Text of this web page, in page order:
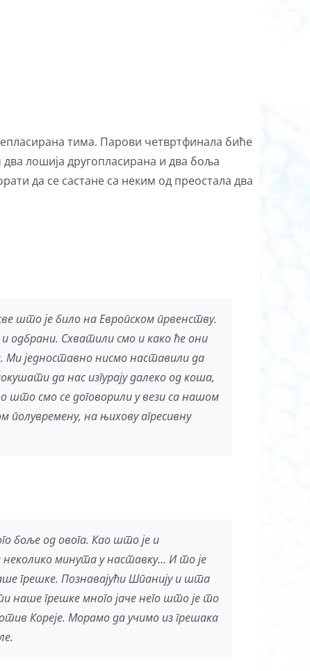
тима. Парови четвртфинала биће
лошија другопласирана и два боља
да се састане са неким од преостала два
што је било на Европском првенству.
и одбрани. Схватили смо и како ће они
Ми једноставно нисмо наставили да
да нас изгурају далеко од коша,
што смо се договорили у вези са нашом
полувремену, на њихову агресивну
боље од овога. Као што је и
минута у наставку… И то је
грешке. Познавајући Шпанију и шта
наше грешке много јаче него што је то
Кореје. Морамо да учимо из грешака